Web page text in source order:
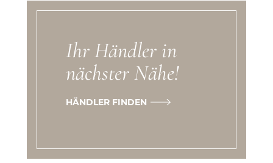
Ihr Händler in
nächster Nähe!
HÄNDLER FINDEN